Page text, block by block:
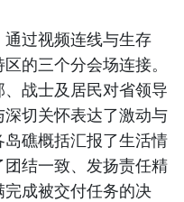
过视频连线与生存
的三个分会场连接。
战士及居民对省领导
切关怀表达了激动与
礁概括汇报了生活情
结一致、发扬责任精
成被交付任务的决